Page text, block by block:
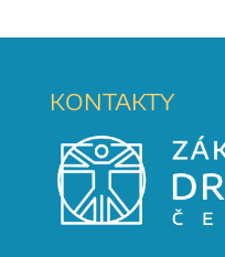
KONTAKTY